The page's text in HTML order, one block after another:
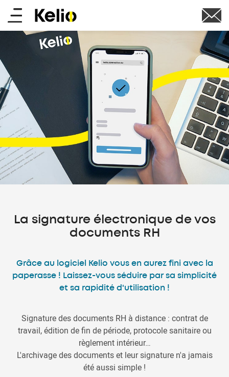
Aller
au
contenu
Main
menu
La signature électronique de vos
documents RH
Grâce au logiciel Kelio vous en aurez fini avec la
paperasse ! Laissez-vous séduire par sa simplicité
et sa rapidité d'utilisation !
Signature des documents RH à distance : contrat de
travail, édition de fin de période, protocole sanitaire ou
règlement intérieur…
L'archivage des documents et leur signature n'a jamais
été aussi simple !